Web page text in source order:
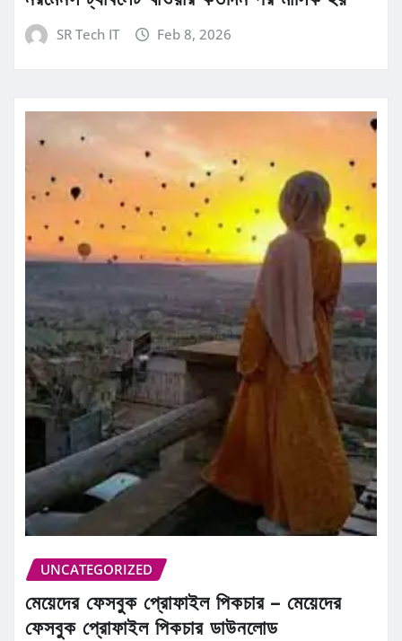
SR Tech IT Feb 8, 2026
UNCATEGORIZED
মেয়েদের ফেসবুক প্রোফাইল পিকচার – মেয়েদের
ফেসবুক প্রোফাইল পিকচার ডাউনলোড